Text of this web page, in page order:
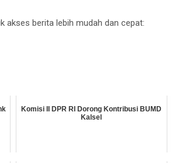
akses berita lebih mudah dan cepat:
Komisi II DPR RI Dorong Kontribusi BUMD
Kalsel